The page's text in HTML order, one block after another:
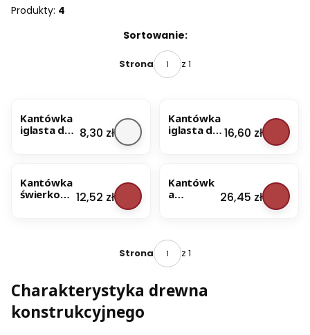
Produkty: 4
Sortowanie:
Strona z 1
Kantówka
iglasta do
Cena
8,30 zł
Kantówka
iglasta do Cena
16,60 zł
Kantówka
świerkowa Cena
12,52 zł
Kantówk
a
40x60
250cm
Cena
26,45 zł
Strona z 1
Charakterystyka drewna
konstrukcyjnego